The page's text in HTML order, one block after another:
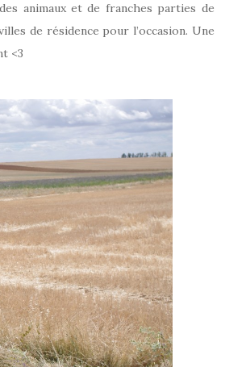
animaux et de franches parties de
de résidence pour l’occasion. Une
<3